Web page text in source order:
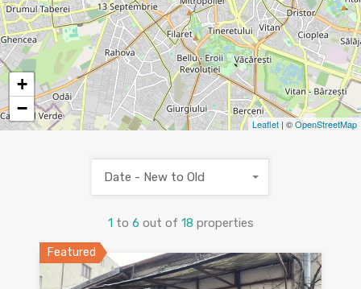
+
−
Leaflet| ©OpenStreetMap
1 to 6 out of 18 properties
Date - New to Old
Featured